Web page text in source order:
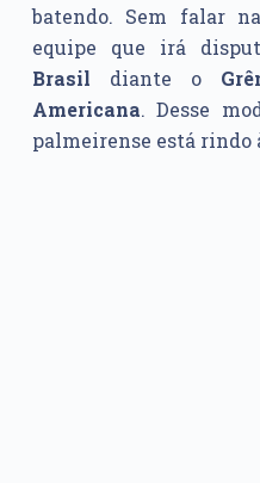
batendo. Sem falar
equipe que irá
Brasil diante o
Americana. Desse
palmeirense está rindo